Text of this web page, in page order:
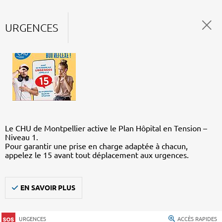
URGENCES
Le CHU de Montpellier active le Plan Hôpital en Tension –
Niveau 1.
Pour garantir une prise en charge adaptée à chacun,
appelez le 15 avant tout déplacement aux urgences.
EN SAVOIR PLUS
URGENCES ACCÈS RAPIDES